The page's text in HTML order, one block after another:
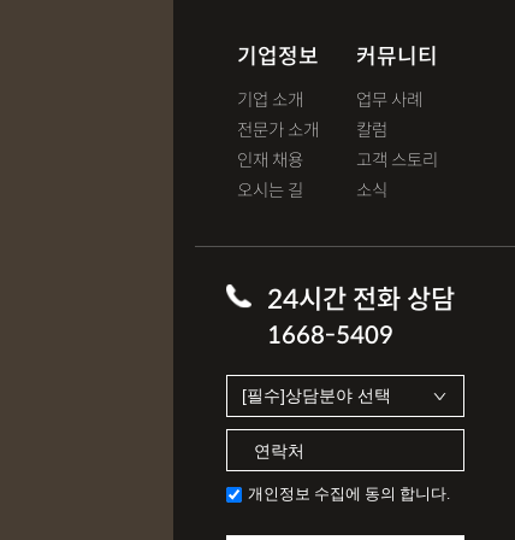
기업정보
기업 소개
전문가 소개
인재 채용
오시는 길
커뮤니티
업무 사례
칼럼
고객 스토리
소식
24시간 전화 상담
1668-5409
개인정보 수집에 동의 합니다.